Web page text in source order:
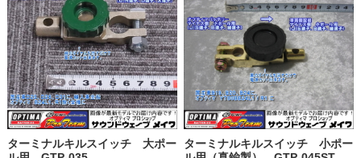
ターミナルキルスイッチ 大ポー
ターミナルキルスイッチ 小ポー